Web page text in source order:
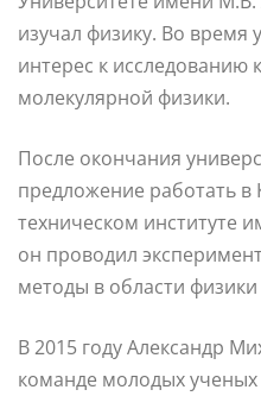
изучал физику. Во
интерес к исследованию
молекулярной физики.
После окончания
предложение работать в
техническом институте
он проводил
методы в области физики
В 2015 году Александр
команде молодых ученых